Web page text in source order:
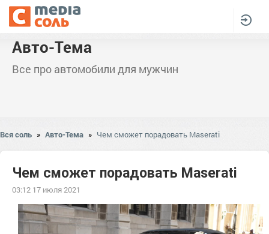
Авто-Тема
Все про автомобили для мужчин
Вся соль » Авто-Тема » Чем сможет порадовать Maserati
Чем сможет порадовать Maserati
03:12 17 июля 2021